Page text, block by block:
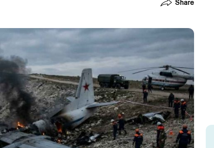
Share